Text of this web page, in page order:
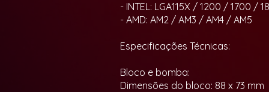
- INTEL: LGA115X / 1200 / 1700 /
- AMD: AM2 / AM3 / AM4 / AM5
Especificações Técnicas:
Bloco e bomba:
Dimensões do bloco: 88 x 73 mm